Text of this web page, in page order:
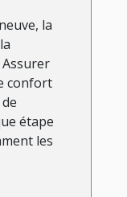
la
confort
étape
les